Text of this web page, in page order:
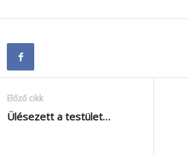
Előző cikk
Ülésezett a testület…